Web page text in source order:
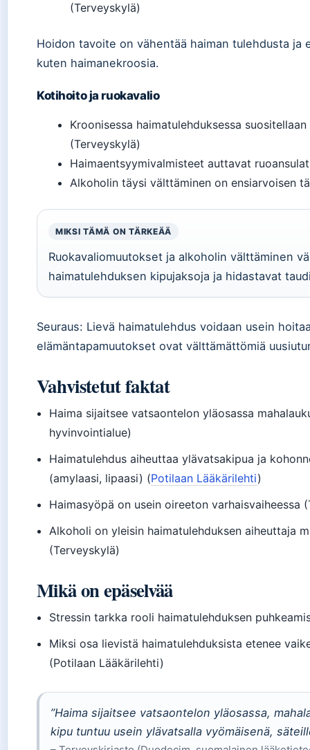
(Terveyskylä)
Hoidon tavoite on vähentää haiman tulehdusta ja
kuten haimanekroosia.
Kotihoito ja ruokavalio
Kroonisessa haimatulehduksessa
(Terveyskylä)
Haimaentsyymivalmisteet auttavat
Alkoholin täysi välttäminen on ensiarvoisen
MIKSI TÄMÄ ON TÄRKEÄÄ
Ruokavaliomuutokset ja alkoholin välttäminen
haimatulehduksen kipujaksoja ja hidastavat
Seuraus: Lievä haimatulehdus voidaan usein
elämäntapamuutokset ovat välttämättömiä
Vahvistetut faktat
Haima sijaitsee vatsaontelon yläosassa
hyvinvointialue)
Haimatulehdus aiheuttaa ylävatsakipua ja
(amylaasi, lipaasi) (Potilaan Lääkärilehti)
Haimasyöpä on usein oireeton varhaisvaiheessa
Alkoholi on yleisin haimatulehduksen aiheuttaja
(Terveyskylä)
Mikä on epäselvää
Stressin tarkka rooli haimatulehduksen
Miksi osa lievistä haimatulehduksista etenee
(Potilaan Lääkärilehti)
”Haima sijaitsee vatsaontelon yläosassa,
kipu tuntuu usein ylävatsalla vyömäisenä,